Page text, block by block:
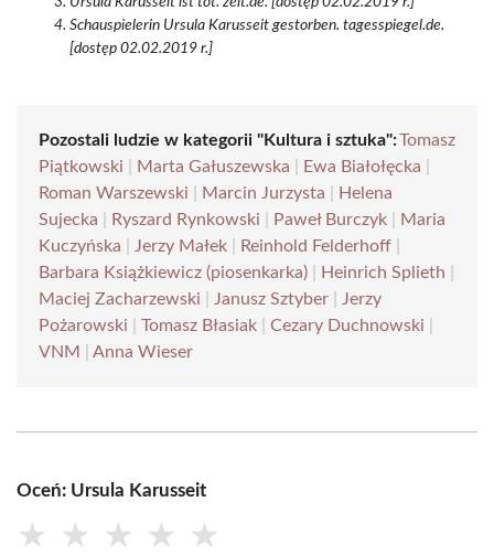
Schauspielerin Ursula Karusseit gestorben. tagesspiegel.de.
[dostęp 02.02.2019 r.]
Pozostali ludzie w kategorii "Kultura i sztuka":Tomasz
Piątkowski
Marta Gałuszewska Ewa Białołęcka
Roman Warszewski
Marcin Jurzysta
Helena
Sujecka
Ryszard Rynkowski Paweł Burczyk
Maria
Kuczyńska
Jerzy Małek Reinhold Felderhoff
Barbara Książkiewicz (piosenkarka)
Heinrich Splieth
Maciej Zacharzewski
Janusz Sztyber
Jerzy
Pożarowski
Tomasz Błasiak Cezary Duchnowski
VNM
Anna Wieser
Oceń: Ursula Karusseit
★ ★ ★ ★ ★